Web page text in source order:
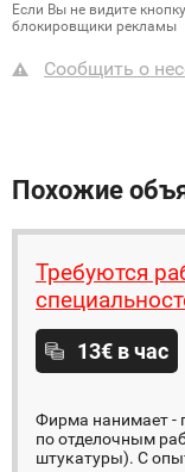
Если Вы не видите
блокировщики рекламы
Сообщить о
Похожие
Требуются
13€ в час
Фирма нанимает -
по отделочным
штукатуры). С